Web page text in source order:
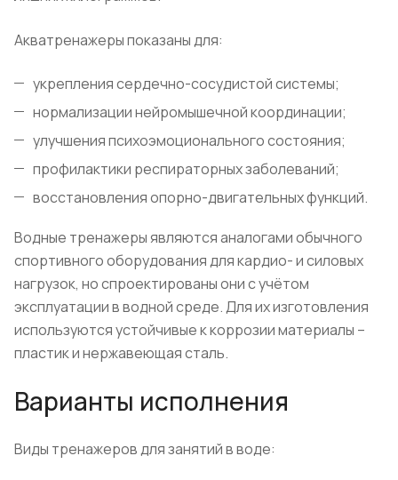
Акватренажеры показаны для:
укрепления сердечно-сосудистой системы;
нормализации нейромышечной координации;
улучшения психоэмоционального состояния;
профилактики респираторных заболеваний;
восстановления опорно-двигательных функций.
Водные тренажеры являются аналогами обычного
спортивного оборудования для кардио- и силовых
нагрузок, но спроектированы они с учётом
эксплуатации в водной среде. Для их изготовления
используются устойчивые к коррозии материалы –
пластик и нержавеющая сталь.
Варианты исполнения
Виды тренажеров для занятий в воде: